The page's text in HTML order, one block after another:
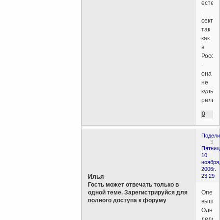
-
секта,
так
как
в
-
она
не
0
3
10
ноября,
2006г.
23:29
Илья
Гость может отвечать только в
одной теме. Зарегистрируйся для
полного доступа к форуму
Одно